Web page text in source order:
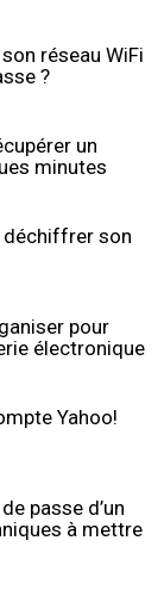
réseau WiFi
?
un
minutes
déchiffrer son
pour
électronique
Yahoo!
passe d’un
à mettre